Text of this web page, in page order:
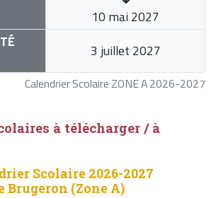
Calendrier Scolaire ZONE A 2026-2027
10 mai 2027
3 juillet 2027
à télécharger / à
Scolaire 2026-2027
Brugeron (Zone A)